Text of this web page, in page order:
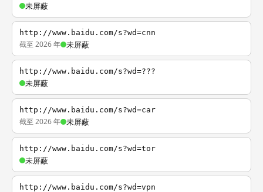
未屏蔽
http://www.baidu.com/s?wd=cnn
截至 2026 年 未屏蔽
http://www.baidu.com/s?wd=???
未屏蔽
http://www.baidu.com/s?wd=car
截至 2026 年 未屏蔽
http://www.baidu.com/s?wd=tor
未屏蔽
http://www.baidu.com/s?wd=vpn